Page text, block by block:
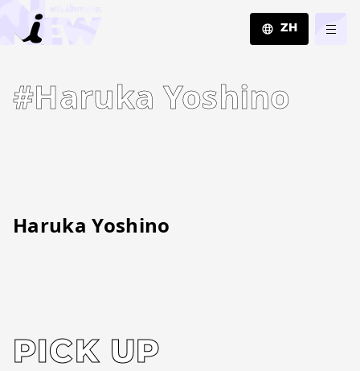
ZH
EN
ZH
#Haruka Yoshino
Haruka Yoshino
PICK UP